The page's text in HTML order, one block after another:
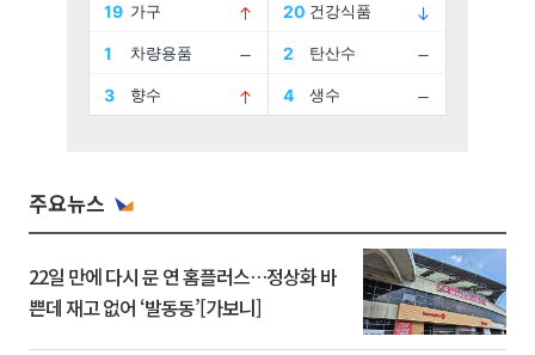
주요뉴스
22일 만에 다시 문 연 홈플러스…정상화 바
쁜데 재고 없어 ‘발동동’[가보니]